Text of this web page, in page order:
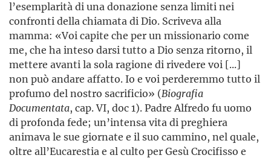
l’esemplarità di una donazione senza limiti nei
confronti della chiamata di Dio. Scriveva alla
mamma: «Voi capite che per un missionario come
me, che ha inteso darsi tutto a Dio senza ritorno, il
mettere avanti la sola ragione di rivedere voi [...]
non può andare affatto. Io e voi perderemmo tutto il
profumo del nostro sacrificio» (Biografia
Documentata, cap. VI, doc 1). Padre Alfredo fu uomo
di profonda fede; un’intensa vita di preghiera
animava le sue giornate e il suo cammino, nel quale,
oltre all’Eucarestia e al culto per Gesù Crocifisso e